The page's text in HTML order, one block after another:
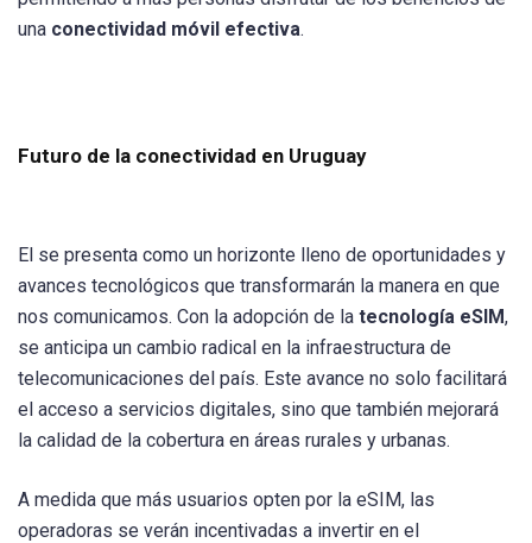
una conectividad móvil efectiva.
Futuro de la conectividad en Uruguay
El se presenta como un horizonte lleno de oportunidades y
avances tecnológicos que transformarán la manera en que
nos comunicamos. Con la adopción de la tecnología eSIM,
se anticipa un cambio radical en la infraestructura de
telecomunicaciones del país. Este avance no solo facilitará
el acceso a servicios digitales, sino que también mejorará
la calidad de la cobertura en áreas rurales y urbanas.
A medida que más usuarios opten por la eSIM, las
operadoras se verán incentivadas a invertir en el